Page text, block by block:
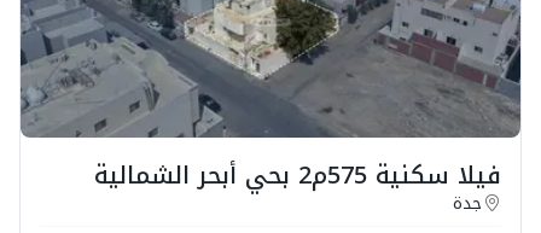
فيلا سكنية 575م2 بحي أبحر الشمالية
جدة